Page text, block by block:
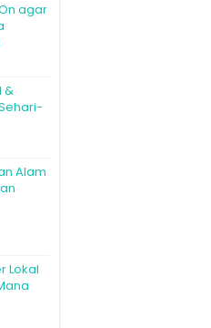
agar
&
Alam
Lokal